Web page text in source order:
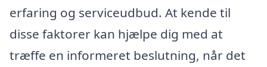
erfaring og serviceudbud. At kende til
disse faktorer kan hjælpe dig med at
træffe en informeret beslutning, når det